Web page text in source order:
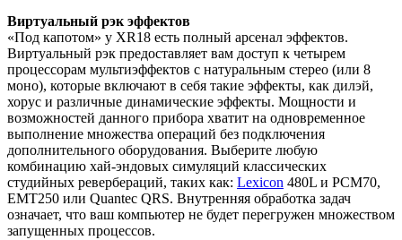
Виртуальный рэк эффектов
«Под капотом» у XR18 есть полный арсенал эффектов.
Виртуальный рэк предоставляет вам доступ к четырем
процессорам мультиэффектов с натуральным стерео (или 8
моно), которые включают в себя такие эффекты, как дилэй,
хорус и различные динамические эффекты. Мощности и
возможностей данного прибора хватит на одновременное
выполнение множества операций без подключения
дополнительного оборудования. Выберите любую
комбинацию хай-эндовых симуляций классических
студийных ревербераций, таких как: Lexicon 480L и PCM70,
EMT250 или Quantec QRS. Внутренняя обработка задач
означает, что ваш компьютер не будет перегружен множеством
запущенных процессов.